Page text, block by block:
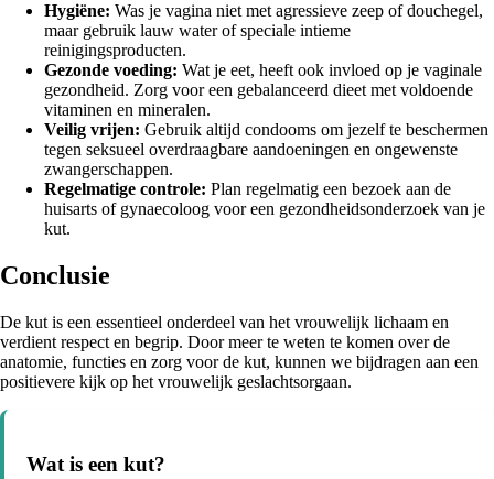
Hygiëne: Was je vagina niet met agressieve zeep of douchegel,
maar gebruik lauw water of speciale intieme
reinigingsproducten.
Gezonde voeding: Wat je eet, heeft ook invloed op je vaginale
gezondheid. Zorg voor een gebalanceerd dieet met voldoende
vitaminen en mineralen.
Veilig vrijen: Gebruik altijd condooms om jezelf te beschermen
tegen seksueel overdraagbare aandoeningen en ongewenste
zwangerschappen.
Regelmatige controle: Plan regelmatig een bezoek aan de
huisarts of gynaecoloog voor een gezondheidsonderzoek van je
kut.
Conclusie
De kut is een essentieel onderdeel van het vrouwelijk lichaam en
verdient respect en begrip. Door meer te weten te komen over de
anatomie, functies en zorg voor de kut, kunnen we bijdragen aan een
positievere kijk op het vrouwelijk geslachtsorgaan.
Wat is een kut?